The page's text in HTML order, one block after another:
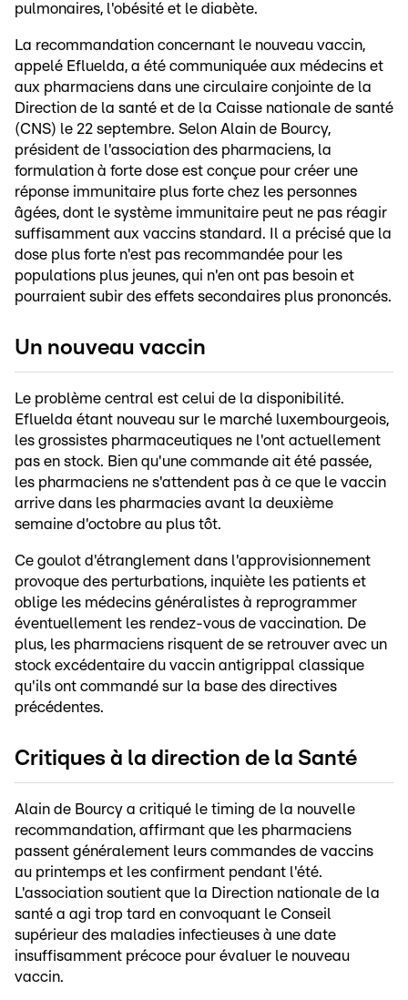
pulmonaires, l'obésité et le diabète.
La recommandation concernant le nouveau vaccin,
appelé Efluelda, a été communiquée aux médecins et
aux pharmaciens dans une circulaire conjointe de la
Direction de la santé et de la Caisse nationale de santé
(CNS) le 22 septembre. Selon Alain de Bourcy,
président de l'association des pharmaciens, la
formulation à forte dose est conçue pour créer une
réponse immunitaire plus forte chez les personnes
âgées, dont le système immunitaire peut ne pas réagir
suffisamment aux vaccins standard. Il a précisé que la
dose plus forte n'est pas recommandée pour les
populations plus jeunes, qui n'en ont pas besoin et
pourraient subir des effets secondaires plus prononcés.
Un nouveau vaccin
Le problème central est celui de la disponibilité.
Efluelda étant nouveau sur le marché luxembourgeois,
les grossistes pharmaceutiques ne l'ont actuellement
pas en stock. Bien qu'une commande ait été passée,
les pharmaciens ne s'attendent pas à ce que le vaccin
arrive dans les pharmacies avant la deuxième
semaine d'octobre au plus tôt.
Ce goulot d'étranglement dans l'approvisionnement
provoque des perturbations, inquiète les patients et
oblige les médecins généralistes à reprogrammer
éventuellement les rendez-vous de vaccination. De
plus, les pharmaciens risquent de se retrouver avec un
stock excédentaire du vaccin antigrippal classique
qu'ils ont commandé sur la base des directives
précédentes.
Critiques à la direction de la Santé
Alain de Bourcy a critiqué le timing de la nouvelle
recommandation, affirmant que les pharmaciens
passent généralement leurs commandes de vaccins
au printemps et les confirment pendant l'été.
L'association soutient que la Direction nationale de la
santé a agi trop tard en convoquant le Conseil
supérieur des maladies infectieuses à une date
insuffisamment précoce pour évaluer le nouveau
vaccin.